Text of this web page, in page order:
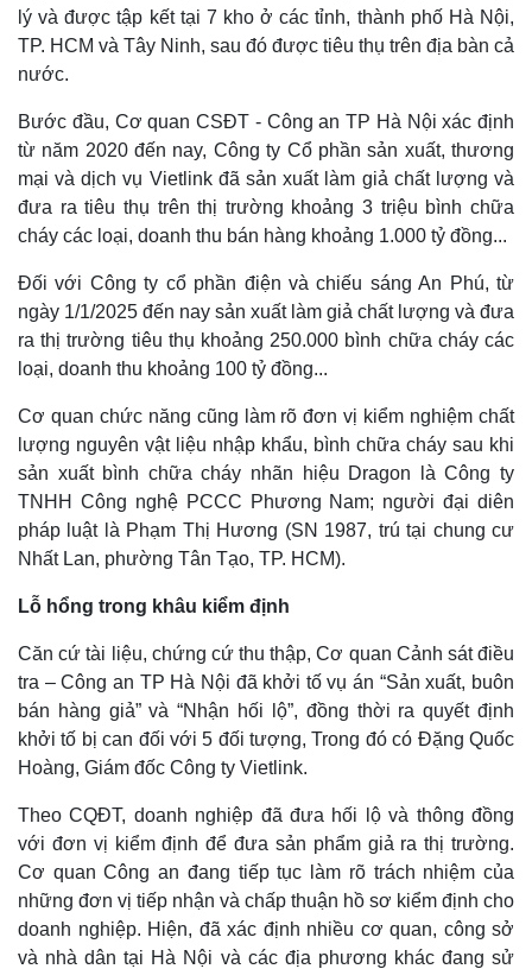
Quan sát
Cuộc sống đó đây
Hồ sơ
Video
Ảnh
E-Magazine
Infographic
lý và được tập kết tại 7 kho ở các tỉnh, thành phố Hà Nội,
TP. HCM và Tây Ninh, sau đó được tiêu thụ trên địa bàn cả
nước.
Bước đầu, Cơ quan CSĐT - Công an TP Hà Nội xác định
từ năm 2020 đến nay, Công ty Cổ phần sản xuất, thương
mại và dịch vụ Vietlink đã sản xuất làm giả chất lượng và
đưa ra tiêu thụ trên thị trường khoảng 3 triệu bình chữa
cháy các loại, doanh thu bán hàng khoảng 1.000 tỷ đồng...
Đối với Công ty cổ phần điện và chiếu sáng An Phú, từ
ngày 1/1/2025 đến nay sản xuất làm giả chất lượng và đưa
ra thị trường tiêu thụ khoảng 250.000 bình chữa cháy các
loại, doanh thu khoảng 100 tỷ đồng...
Cơ quan chức năng cũng làm rõ đơn vị kiểm nghiệm chất
lượng nguyên vật liệu nhập khẩu, bình chữa cháy sau khi
sản xuất bình chữa cháy nhãn hiệu Dragon là Công ty
TNHH Công nghệ PCCC Phương Nam; người đại diên
pháp luật là Phạm Thị Hương (SN 1987, trú tại chung cư
Nhất Lan, phường Tân Tạo, TP. HCM).
Lỗ hổng trong khâu kiểm định
Căn cứ tài liệu, chứng cứ thu thập, Cơ quan Cảnh sát điều
tra – Công an TP Hà Nội đã khởi tố vụ án “Sản xuất, buôn
bán hàng giả” và “Nhận hối lộ”, đồng thời ra quyết định
khởi tố bị can đối với 5 đối tượng, Trong đó có Đặng Quốc
Hoàng, Giám đốc Công ty Vietlink.
Theo CQĐT, doanh nghiệp đã đưa hối lộ và thông đồng
với đơn vị kiểm định để đưa sản phẩm giả ra thị trường.
Cơ quan Công an đang tiếp tục làm rõ trách nhiệm của
những đơn vị tiếp nhận và chấp thuận hồ sơ kiểm định cho
doanh nghiệp. Hiện, đã xác định nhiều cơ quan, công sở
và nhà dân tại Hà Nội và các địa phương khác đang sử